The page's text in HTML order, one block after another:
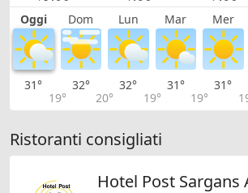
Oggi Dom Lun Mar Mer
31°
19°
32°
20°
32°
19°
31°
19°
31°
Ristoranti consigliati
Hotel Post Sargans